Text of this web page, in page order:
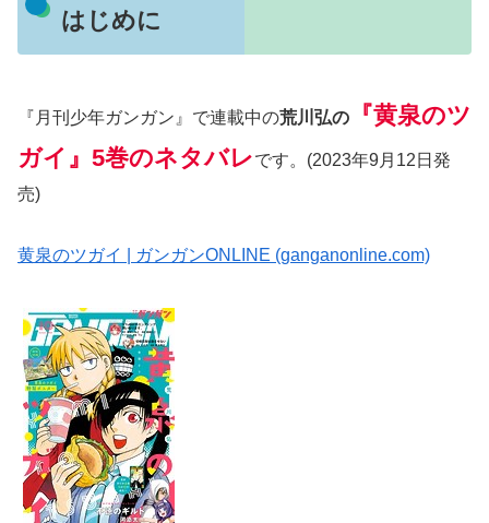
はじめに
『月刊少年ガンガン』で連載中の荒川弘の 『黄泉のツ
ガイ』5巻のネタバレです。(2023年9月12日発
売)
黄泉のツガイ | ガンガンONLINE (ganganonline.com)